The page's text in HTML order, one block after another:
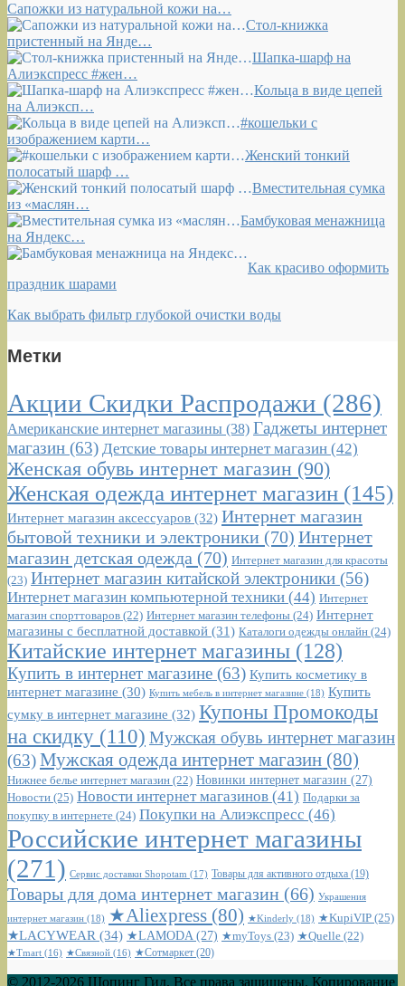
Сапожки из натуральной кожи на…
Стол-книжка
пристенный на Янде…
Шапка-шарф на
Алиэкспресс #жен…
Кольца в виде цепей
на Алиэксп…
#кошельки с
изображением карти…
Женский тонкий
полосатый шарф …
Вместительная сумка
из «маслян…
Бамбуковая менажница
на Яндекс…
Как красиво оформить
праздник шарами
Как выбрать фильтр глубокой очистки воды
Метки
Акции Скидки Распродажи (286)
Американские интернет магазины (38) Гаджеты интернет
магазин (63) Детские товары интернет магазин (42)
Женская обувь интернет магазин (90)
Женская одежда интернет магазин (145)
Интернет магазин аксессуаров (32) Интернет магазин
бытовой техники и электроники (70) Интернет
магазин детская одежда (70) Интернет магазин для красоты
(23) Интернет магазин китайской электроники (56)
Интернет магазин компьютерной техники (44) Интернет
магазин спорттоваров (22) Интернет магазин телефоны (24) Интернет
магазины с бесплатной доставкой (31) Каталоги одежды онлайн (24)
Китайские интернет магазины (128)
Купить в интернет магазине (63) Купить косметику в
интернет магазине (30) Купить мебель в интернет магазине (18) Купить
сумку в интернет магазине (32) Купоны Промокоды
на скидку (110) Мужская обувь интернет магазин
(63)Мужская одежда интернет магазин (80)
Нижнее белье интернет магазин (22) Новинки интернет магазин (27)
Новости (25) Новости интернет магазинов (41) Подарки за
покупку в интернете (24) Покупки на Алиэкспресс (46)
Российские интернет магазины
(271) Сервис доставки Shopotam (17) Товары для активного отдыха (19)
Товары для дома интернет магазин (66) Украшения
интернет магазин (18) ★Aliexpress (80) ★Kinderly (18) ★KupiVIP (25)
★LACYWEAR (34) ★LAMODA(27) ★myToys (23) ★Quelle (22)
★Tmart (16) ★Связной (16) ★Сотмаркет (20)
© 2012-2026 Шопинг Гид. Все права защищены. Копирование